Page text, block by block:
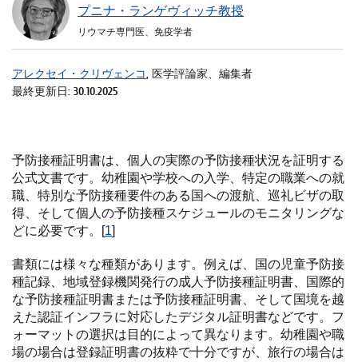
プニナ・ランゲヴィッチ教授
リウマチ専門医、免疫学者
アレクセイ・クリヴェンコ, 医学評論家、編集者
最終更新日: 30.10.2025
予防接種証明書は、個人の実際の予防接種状況を証明する
公式文書です。幼稚園や学校への入学、特定の職業への就
職、特別な予防接種要件のある国への渡航、巡礼ビザの取
得、そして個人の予防接種スケジュールのモニタリングな
どに必要です。[1]
書類には様々な種類があります。例えば、国の児童予防接
種記録、地域登録機関発行の成人予防接種証明書、国際的
な予防接種証明書または予防接種証明書、そして国境を越
えた認証インフラに対応したデジタル証明書などです。フ
ォーマットの選択は目的によって異なります。幼稚園や職
場の場合は登録証明書の抜粋で十分ですが、旅行の場合は